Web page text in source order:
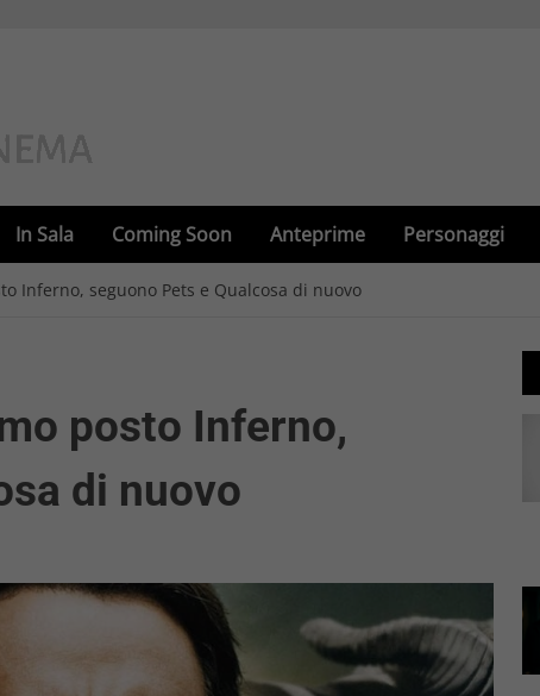
In Sala Coming Soon Anteprime Personaggi
Inferno, seguono Pets e Qualcosa di nuovo
posto Inferno,
di nuovo